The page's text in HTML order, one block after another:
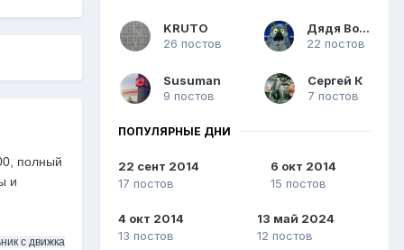
полный
и
с движка
KRUTO
26 постов
Дядя Вова
22 постов
Susuman
9 постов
Сергей К
7 постов
ПОПУЛЯРНЫЕ ДНИ
22 сент 2014
17 постов
6 окт 2014
15 постов
4 окт 2014
13 постов
13 май 2024
12 постов